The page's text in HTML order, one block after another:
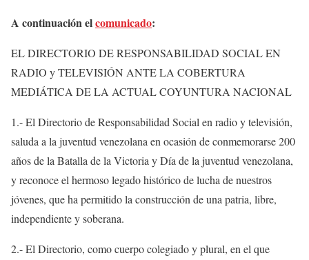
A continuación elcomunicado:
EL DIRECTORIO DE RESPONSABILIDAD SOCIAL EN
RADIO y TELEVISIÓN ANTE LA COBERTURA
MEDIÁTICA DE LA ACTUAL COYUNTURA NACIONAL
1.- El Directorio de Responsabilidad Social en radio y televisión,
saluda a la juventud venezolana en ocasión de conmemorarse 200
años de la Batalla de la Victoria y Día de la juventud venezolana,
y reconoce el hermoso legado histórico de lucha de nuestros
jóvenes, que ha permitido la construcción de una patria, libre,
independiente y soberana.
2.- El Directorio, como cuerpo colegiado y plural, en el que